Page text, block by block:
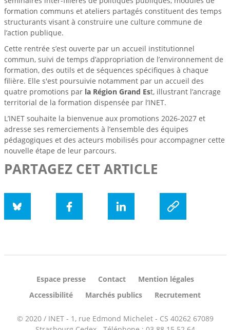
formation communs et ateliers partagés constituent des temps
structurants visant à construire une culture commune de
l’action publique.
Cette rentrée s’est ouverte par un accueil institutionnel
commun, suivi de temps d’appropriation de l’environnement de
formation, des outils et de séquences spécifiques à chaque
filière. Elle s'est poursuivie notamment par un accueil des
quatre promotions parla Région Grand Est, illustrant l’ancrage
territorial de la formation dispensée par l’INET.
L’INET souhaite la bienvenue aux promotions 2026-2027 et
adresse ses remerciements à l’ensemble des équipes
pédagogiques et des acteurs mobilisés pour accompagner cette
nouvelle étape de leur parcours.
PARTAGEZ CET ARTICLE
Espace presse Contact
Mention légales
Accessibilité
Marchés publics Recrutement
© 2020 / INET - 1, rue Edmond Michelet - CS 40262 67089